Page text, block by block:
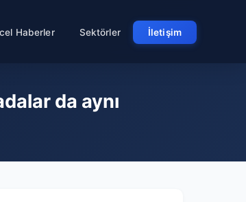
Haberler Sektörler İletişim
da aynı